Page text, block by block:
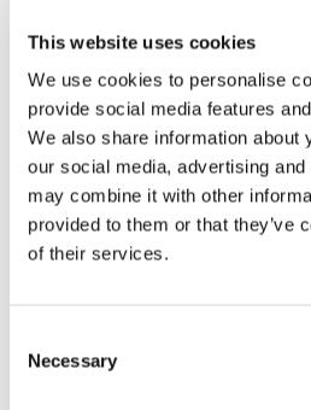
This website uses cookies
We use cookies to personalise
provide social media features
We also share information about
our social media, advertising
may combine it with other
provided to them or that they’ve
of their services.
Selection
Necessary